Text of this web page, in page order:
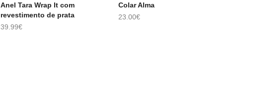
ESGOTADO
Anel Tara Wrap It com
revestimento de prata
39.99€
ESGOTADO
Colar Alma
23.00€
LER MAIS